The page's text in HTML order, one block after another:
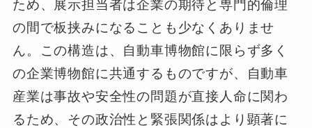
ため、展示担当者は企業の期待と専門的倫理
の間で板挟みになることも少なくありませ
ん。この構造は、自動車博物館に限らず多く
の企業博物館に共通するものですが、自動車
産業は事故や安全性の問題が直接人命に関わ
るため、その政治性と緊張関係はより顕著に